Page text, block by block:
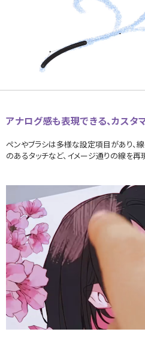
アナログ感も表現できる、カスタ
ペンやブラシは多様な設定項目があり、
のあるタッチなど、イメージ通りの線を再